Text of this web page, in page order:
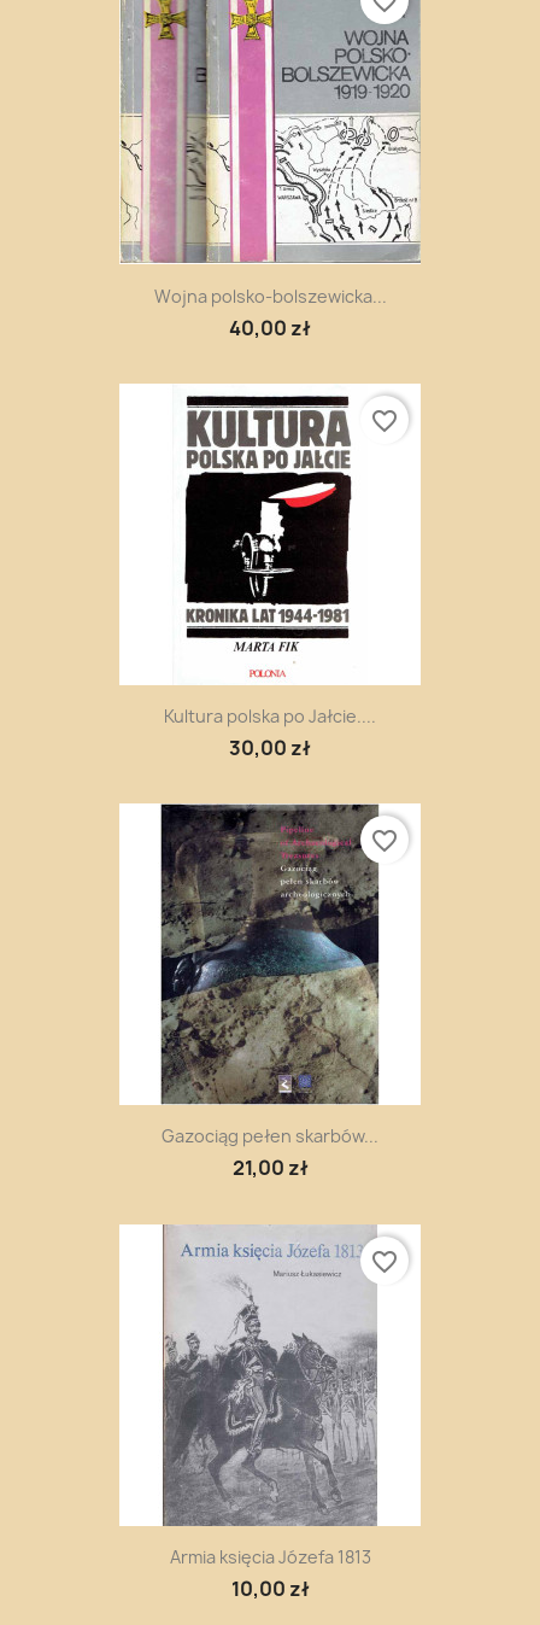
Wojna polsko-bolszewicka...
40,00 zł
Kultura polska po Jałcie....
30,00 zł
favorite_border
Gazociąg pełen skarbów...
21,00 zł
favorite_border
Armia księcia Józefa 1813
10,00 zł
favorite_border